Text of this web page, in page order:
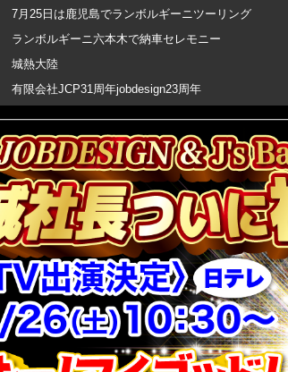
7月25日は鹿児島でランボルギーニツーリング
ランボルギーニ六本木で納車セレモニー
城熱大陸
有限会社JCP31周年jobdesign23周年